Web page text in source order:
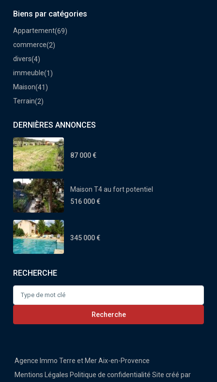
Biens par catégories
Appartement(69)
commerce(2)
divers(4)
immeuble(1)
Maison(41)
Terrain(2)
DERNIÈRES ANNONCES
87 000 €
Maison T4 au fort potentiel
516 000 €
345 000 €
RECHERCHE
for:
Recherche
Agence Immo Terre et Mer Aix-en-Provence
Mentions Légales Politique de confidentialité Site créé par